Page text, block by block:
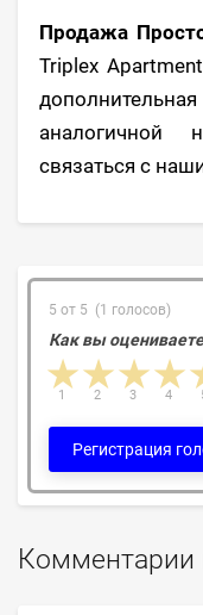
Продажа
Triplex
аналогичной
связаться с
5 от 5 (1 голосов)
Как вы
3
2
1 star
4
3
2
1
Регистрация
Комментарии